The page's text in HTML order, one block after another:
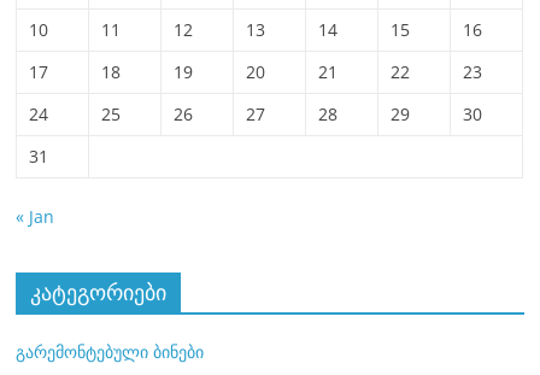
10
11 12 13 14 15
16
17
18 19 20 21 22
23
24
25 26 27 28 29
30
31
« Jan
კატეგორიები
გარემონტებული ბინები